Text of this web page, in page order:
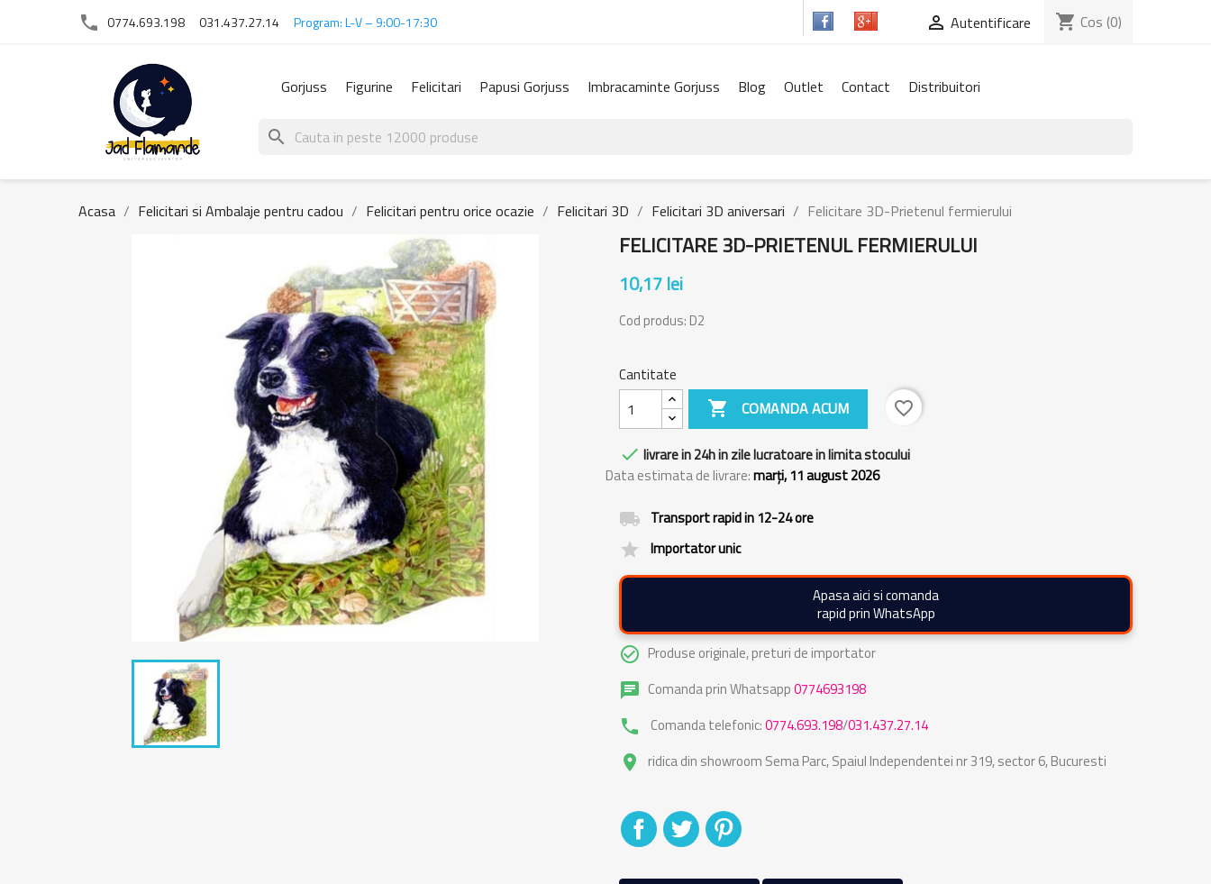
phone 0774.693.198 031.437.27.14 Program: L-V – 9:00-17:30  Autentificare shopping_cart Cos (0)
Gorjuss Figurine Felicitari Papusi Gorjuss Imbracaminte Gorjuss Blog Outlet Contact Distribuitori
search
Acasa Felicitari si Ambalaje pentru cadou Felicitari pentru orice ocazie Felicitari 3D Felicitari 3D aniversari Felicitare 3D-Prietenul fermierului
FELICITARE 3D-PRIETENUL FERMIERULUI
10,17 lei
Cod produs: D2
Cantitate
 COMANDA ACUM favorite_border
 livrare in 24h in zile lucratoare in limita stocului
Data estimata de livrare:marți, 11 august 2026
local_shipping Transport rapid in 12-24 ore
grade Importator unic
Apasa aici si comanda
rapid prin WhatsApp
check_circle_outline Produse originale, preturi de importator
chat Comanda prin Whatsapp0774693198
phone Comanda telefonic:0774.693.198/031.437.27.14
place ridica din showroom Sema Parc, Spaiul Independentei nr 319, sector 6, Bucuresti
DistribuitiTweet